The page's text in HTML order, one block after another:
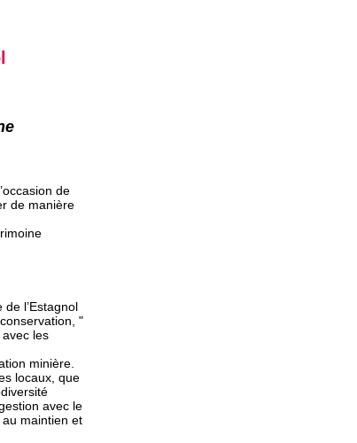
de
de manière
l’Estagnol
"
les
minière.
locaux, que
avec le
maintien et